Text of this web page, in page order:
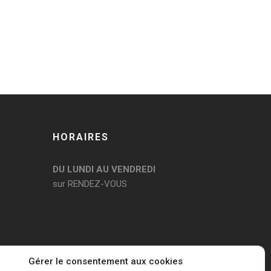
Gérer le consentement aux cookies
HORAIRES
DU LUNDI AU VENDREDI
sur RENDEZ-VOUS